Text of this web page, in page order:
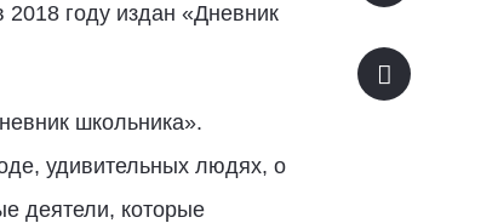
2018 году издан «Дневник
школьника».
удивительных людях, о
деятели, которые